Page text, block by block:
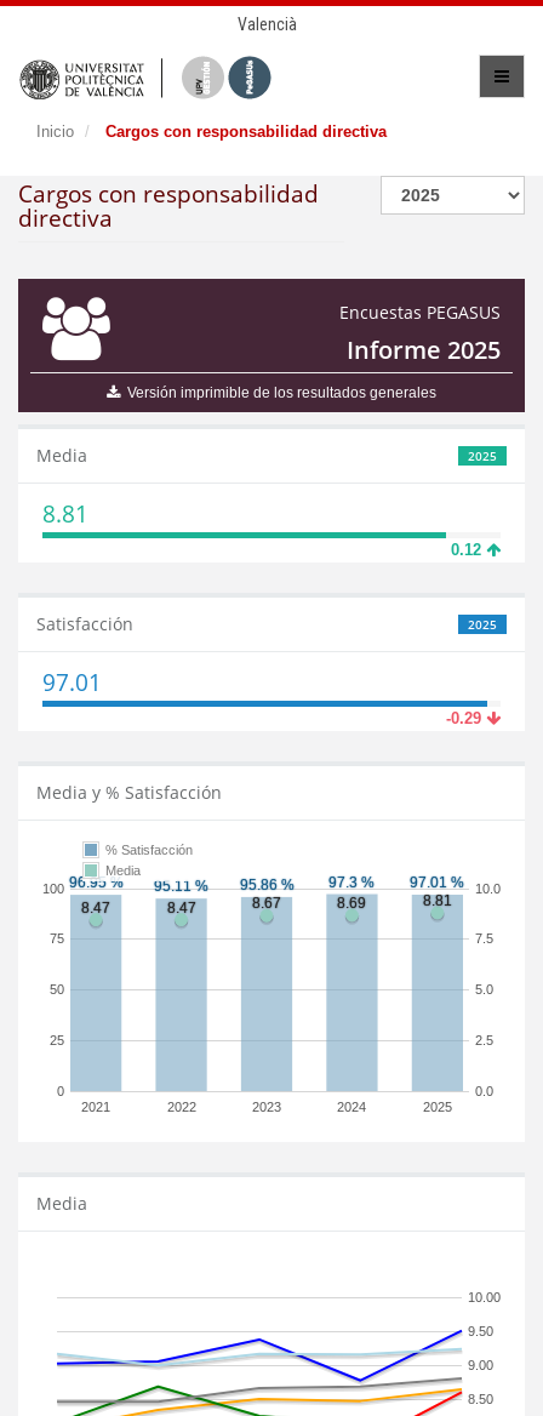
Valencià
Inicio Cargos con responsabilidad directiva
Cargos con responsabilidad
directiva
Encuestas PEGASUS
Informe 2025
Versión imprimible de los resultados generales
2025
Media
8.81
0.12
2025
Satisfacción
97.01
-0.29
Media y % Satisfacción
2021 2022 2023 2024 2025
0
25
50
75
100
0.0
2.5
5.0
7.5
10.0
% Satisfacción
Media
Media
8.50
9.00
9.50
10.00